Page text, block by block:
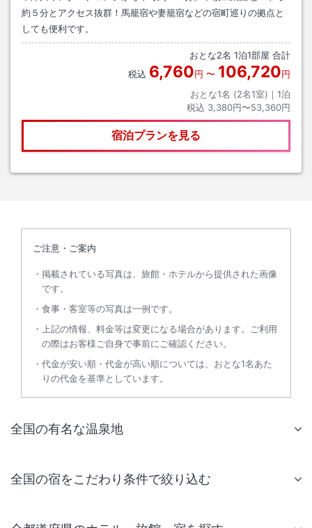
約５分とアクセス抜群！馬籠宿や妻籠宿などの宿町巡りの拠点と
しても便利です。
おとな2名 1泊1部屋 合計
税込 6,760円 〜 106,720円
おとな1名 (2名1室)｜ 1泊
税込 3,380円〜53,360円
宿泊プランを見る
ご注意・ご案内
掲載されている写真は、旅館・ホテルから提供された画像
です。
食事・客室等の写真は一例です。
上記の情報、料金等は変更になる場合があります。ご利用
の際はお客様ご自身で事前にご確認ください。
代金が安い順・代金が高い順については、おとな1名あた
りの代金を基準としています。
全国の有名な温泉地
全国の宿をこだわり条件で絞り込む